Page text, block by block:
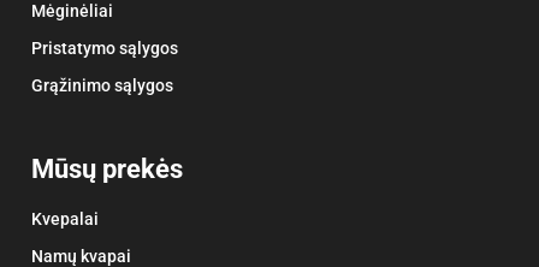
Mėginėliai
Pristatymo sąlygos
Grąžinimo sąlygos
Mūsų prekės
Kvepalai
Namų kvapai